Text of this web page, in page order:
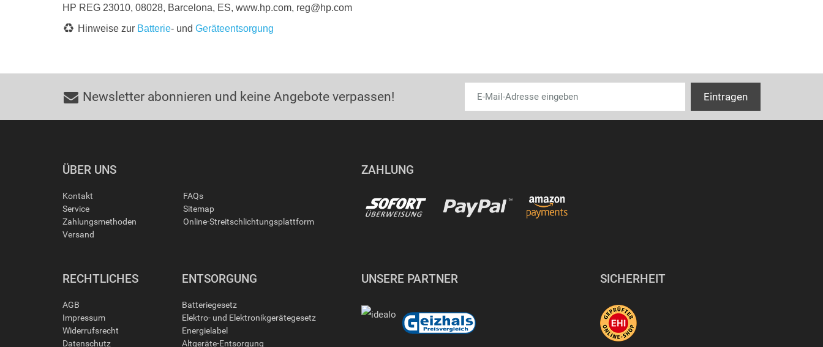
HP REG 23010, 08028, Barcelona, ES, www.hp.com, reg@hp.com
Hinweise zur Batterie- und Geräteentsorgung
Newsletter abonnieren und keine Angebote verpassen!
ÜBER UNS
Kontakt
Service
Zahlungsmethoden
Versand
FAQs
Sitemap
Online-Streitschlichtungsplattform
ZAHLUNG
RECHTLICHES
AGB
Impressum
Widerrufsrecht
Datenschutz
ENTSORGUNG
Batteriegesetz
Elektro- und Elektronikgerätegesetz
Energielabel
Altgeräte-Entsorgung
UNSERE PARTNER SICHERHEIT